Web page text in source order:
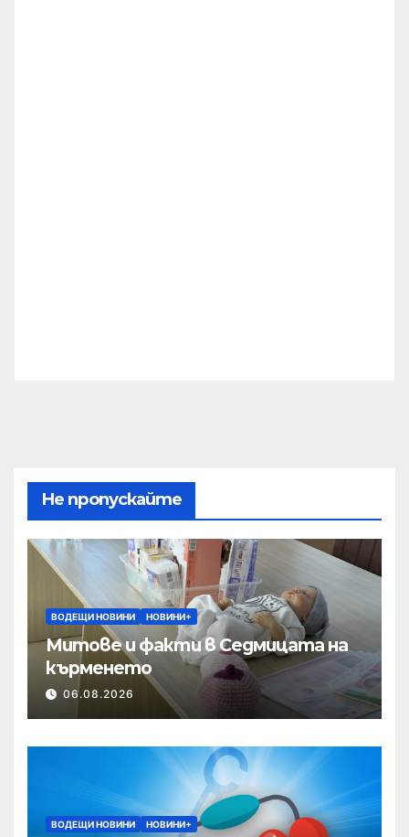
Не пропускайте
ВОДЕЩИ НОВИНИ НОВИНИ+
Митове и факти в Седмицата на
кърменето
06.08.2026
ВОДЕЩИ НОВИНИ НОВИНИ+